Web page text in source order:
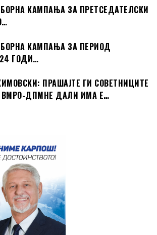
КАМПАЊА ЗА ПРЕТСЕДАТЕЛСКИ
КАМПАЊА ЗА ПЕРИОД
ГОДИ…
ПРАШАЈТЕ ГИ СОВЕТНИЦИТЕ
ВМРО-ДПМНЕ ДАЛИ ИМА Е…